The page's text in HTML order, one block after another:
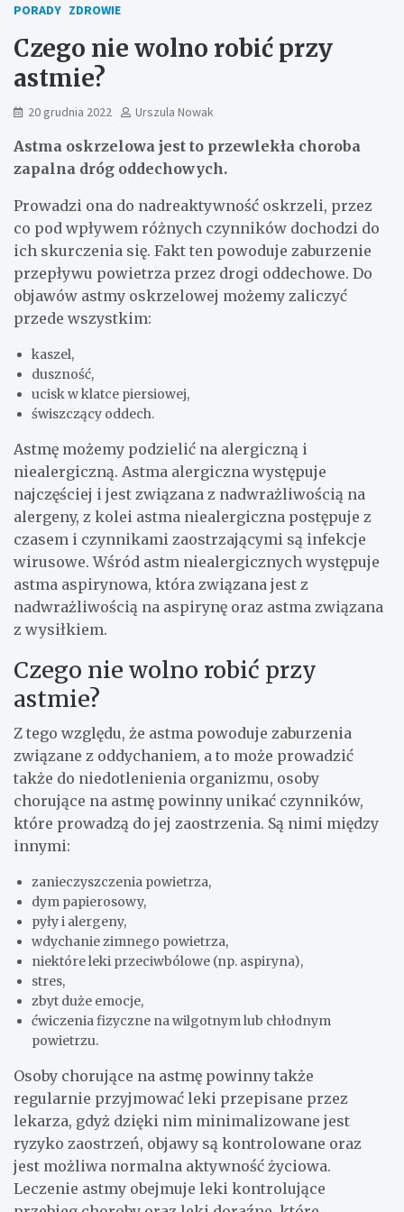
PORADY ZDROWIE
Czego nie wolno robić przy
astmie?
20 grudnia 2022 Urszula Nowak
Astma oskrzelowa jest to przewlekła choroba
zapalna dróg oddechowych.
Prowadzi ona do nadreaktywność oskrzeli, przez
co pod wpływem różnych czynników dochodzi do
ich skurczenia się. Fakt ten powoduje zaburzenie
przepływu powietrza przez drogi oddechowe. Do
objawów astmy oskrzelowej możemy zaliczyć
przede wszystkim:
kaszel,
duszność,
ucisk w klatce piersiowej,
świszczący oddech.
Astmę możemy podzielić na alergiczną i
niealergiczną. Astma alergiczna występuje
najczęściej i jest związana z nadwrażliwością na
alergeny, z kolei astma niealergiczna postępuje z
czasem i czynnikami zaostrzającymi są infekcje
wirusowe. Wśród astm niealergicznych występuje
astma aspirynowa, która związana jest z
nadwrażliwością na aspirynę oraz astma związana
z wysiłkiem.
Czego nie wolno robić przy
astmie?
Z tego względu, że astma powoduje zaburzenia
związane z oddychaniem, a to może prowadzić
także do niedotlenienia organizmu, osoby
chorujące na astmę powinny unikać czynników,
które prowadzą do jej zaostrzenia. Są nimi między
innymi:
zanieczyszczenia powietrza,
dym papierosowy,
pyły i alergeny,
wdychanie zimnego powietrza,
niektóre leki przeciwbólowe (np. aspiryna),
stres,
zbyt duże emocje,
ćwiczenia fizyczne na wilgotnym lub chłodnym
powietrzu.
Osoby chorujące na astmę powinny także
regularnie przyjmować leki przepisane przez
lekarza, gdyż dzięki nim minimalizowane jest
ryzyko zaostrzeń, objawy są kontrolowane oraz
jest możliwa normalna aktywność życiowa.
Leczenie astmy obejmuje leki kontrolujące